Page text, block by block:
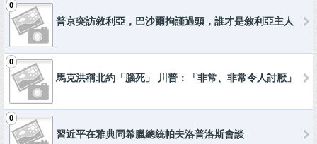
0
普京突訪敘利亞，巴沙爾拘謹過頭，誰才是敘利亞主人
0
馬克洪稱北約「腦死」 川普：「非常、非常令人討厭」
0
習近平在雅典同希臘總統帕夫洛普洛斯會談